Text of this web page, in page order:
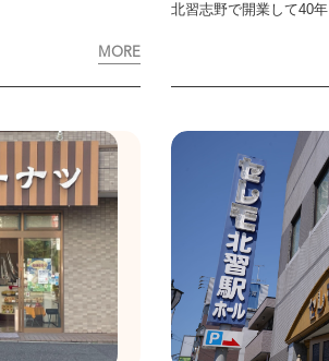
MORE
北習志野で開業して40年